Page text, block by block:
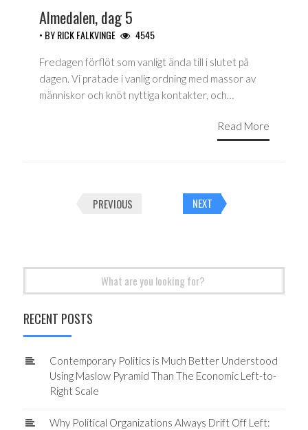
Almedalen, dag 5
• BYRICK FALKVINGE 4545
Fredagen förflöt som vanligt ända till i slutet på
dagen. Vi pratade i vanlig ordning med massor av
människor och knöt nyttiga kontakter, och…
Read More
navigation
PREVIOUS NEXT
RECENT POSTS
Contemporary Politics is Much Better Understood
Using Maslow Pyramid Than The Economic Left-to-
Right Scale
Why Political Organizations Always Drift Off Left: